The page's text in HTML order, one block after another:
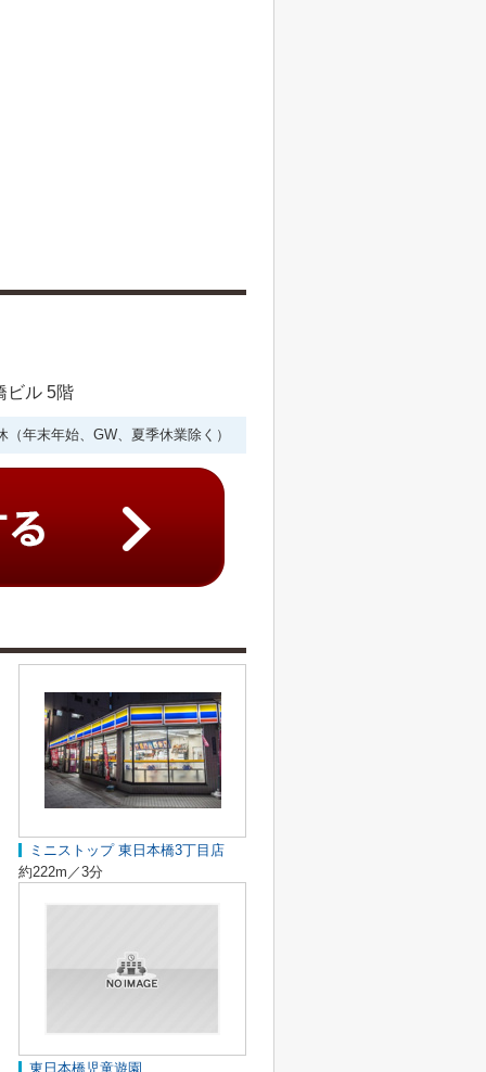
ビル 5階
年末年始、GW、夏季休業除く）
ミニストップ 東日本橋3丁目店
約222m／3分
東日本橋児童遊園